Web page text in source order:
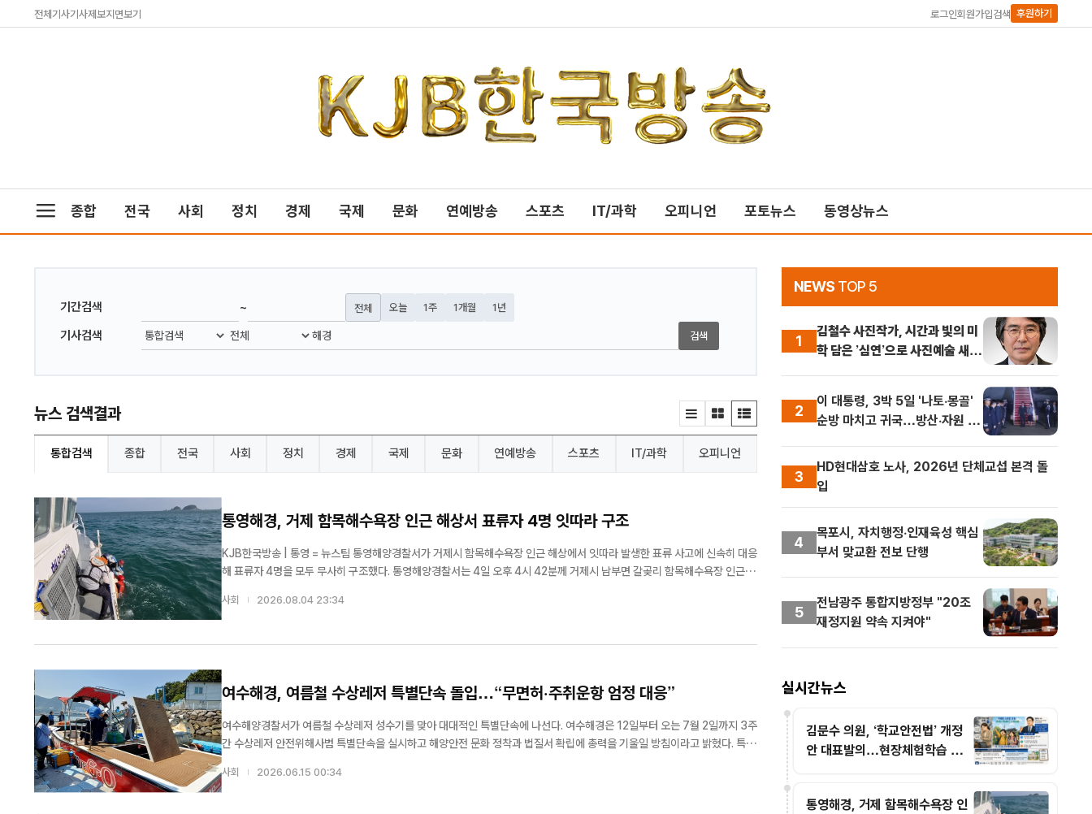
전체기사기사제보지면보기 로그인회원가입검색 후원하기
종합 전국 사회 정치 경제 국제 문화 연예방송 스포츠 IT/과학 오피니언 포토뉴스 동영상뉴스
기간검색 ~ 전체 오늘 1주 1개월 1년
기사검색 검색
뉴스 검색결과
통합검색 종합 전국 사회 정치 경제 국제 문화 연예방송 스포츠 IT/과학 오피니언
통영해경, 거제 함목해수욕장 인근 해상서 표류자 4명 잇따라 구조
KJB한국방송 | 통영 = 뉴스팀 통영해양경찰서가 거제시 함목해수욕장 인근 해상에서 잇따라 발생한 표류 사고에 신속히 대응
해 표류자 4명을 모두 무사히 구조했다. 통영해양경찰서는 4일 오후 4시 42분께 거제시 남부면 갈곶리 함목해수욕장 인근 해
상에서 표류자가 발생했다는 신고를 접수하고 구조세력을 긴급 투입해 4명을 안전...
사회 2026.08.04 23:34
여수해경, 여름철 수상레저 특별단속 돌입…“무면허·주취운항 엄정 대응”
여수해양경찰서가 여름철 수상레저 성수기를 맞아 대대적인 특별단속에 나선다. 여수해경은 12일부터 오는 7월 2일까지 3주
간 수상레저 안전위해사범 특별단속을 실시하고 해양안전 문화 정착과 법질서 확립에 총력을 기울일 방침이라고 밝혔다. 특히
올해는 2026 여수세계섬박람회를 앞두고 여수를 찾는 관광객과 수상레저 이용객이 증가할 것으로 예상됨에 따라 무면허 운
항, 주취운항, 안전장비 미착...
사회 2026.06.15 00:34
NEWS TOP 5
1
김철수 사진작가, 시간과 빛의 미
학 담은 ’심연’으로 사진예술 새
2
이 대통령, 3박 5일 '나토·몽골'
순방 마치고 귀국…방산·자원 외
3
HD현대삼호 노사, 2026년 단체교섭 본격 돌
입
4
목포시, 자치행정·인재육성 핵심
부서 맞교환 전보 단행
5
전남광주 통합지방정부 "20조
재정지원 약속 지켜야"
실시간뉴스
김문수 의원, ‘학교안전법’ 개정
안 대표발의…현장체험학습 교사
통영해경, 거제 함목해수욕장 인